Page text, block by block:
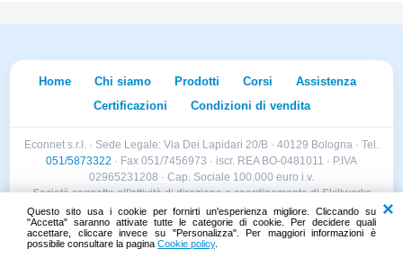
Questo sito usa i cookie per fornirti un'esperienza migliore. Cliccando su
"Accetta" saranno attivate tutte le categorie di cookie. Per decidere quali
accettare, cliccare invece su "Personalizza". Per maggiori informazioni è
possibile consultare la pagina Cookie policy.
Home Chi siamo Prodotti Corsi
Assistenza
Certificazioni
Condizioni di vendita
Econnet s.r.l. · Sede Legale: Via Dei Lapidari 20/B · 40129 Bologna · Tel.
051/5873322 · Fax 051/7456973 · iscr. REA BO-0481011 · P.IVA
02965231208 · Cap. Sociale 100.000 euro i.v.
Società soggetta all'attività di direzione e coordinamento di Skillworks
Holding s.r.l. · Sede Legale: Via Vittorio Emanuele II 28 · Roncadelle (BS)
- C.F. 04151440981